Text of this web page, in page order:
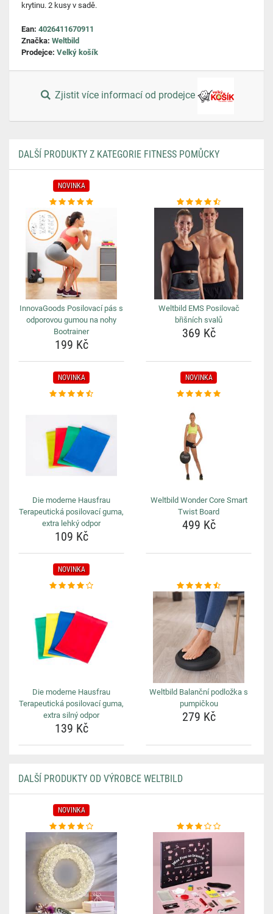
krytinu. 2 kusy v sadě.
Ean: 4026411670911
Značka: Weltbild
Prodejce: Velký košík
Zjistit více informací od prodejce
DALŠÍ PRODUKTY Z KATEGORIE FITNESS POMŮCKY
NOVINKA
InnovaGoods Posilovací pás s
odporovou gumou na nohy
Bootrainer
199 Kč
Weltbild EMS Posilovač
břišních svalů
369 Kč
NOVINKA
Die moderne Hausfrau
Terapeutická posilovací guma,
extra lehký odpor
109 Kč
NOVINKA
Weltbild Wonder Core Smart
Twist Board
499 Kč
NOVINKA
Die moderne Hausfrau
Terapeutická posilovací guma,
extra silný odpor
139 Kč
Weltbild Balanční podložka s
pumpičkou
279 Kč
DALŠÍ PRODUKTY OD VÝROBCE WELTBILD
NOVINKA